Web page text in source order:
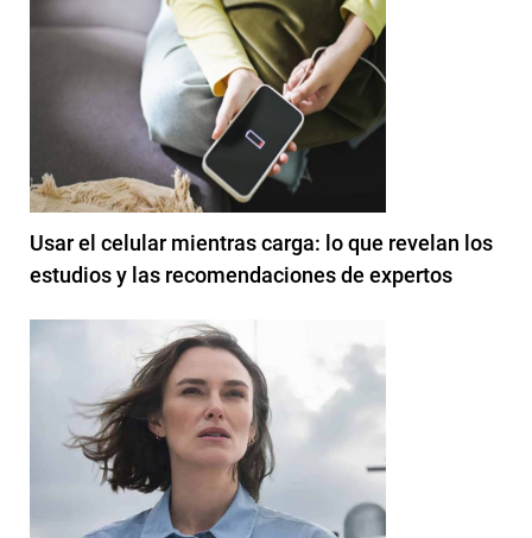
Usar el celular mientras carga: lo que revelan los
estudios y las recomendaciones de expertos